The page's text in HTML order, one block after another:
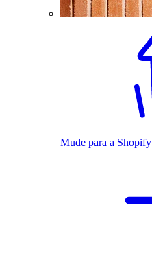
Mude para a Shopify